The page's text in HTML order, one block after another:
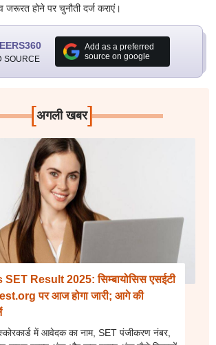
होने पर चुनौती दर्ज कराएं।
SOURCE
Add as a preferred
source on google
[अगली खबर]
Result 2025: सिम्बायोसिस एसईटी
पर आज होगा जारी; आगे की
में आवेदक का नाम, SET पंजीकरण नंबर,